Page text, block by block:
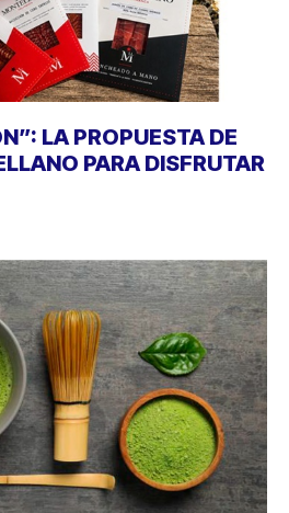
LA PROPUESTA DE
PARA DISFRUTAR